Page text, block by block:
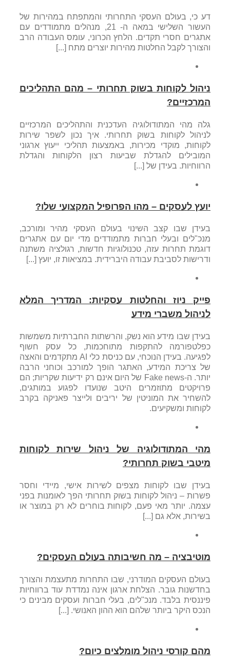
דע כי, בעולם העסקי התחרותי והמתפתח במהירות של
העשור השלישי במאה ה- 21, מנהלים מתמודדים עם
אתגרים חסרי תקדים. הלחץ הכרוני, עומס העבודה הרב
והצורך לקבל החלטות מהירות יוצרים מתח [...]
ניהול לקוחות בשוק תחרותי – מהם התהליכים
המרכזיים?
גלה מהי המתודולוגיה העדכנית והתהליכים המרכזיים
לניהול לקוחות בשוק תחרותי. איך נכון לשפר שירות
לקוחות, מוקדי מכירות, באמצעות תהליכי ייעוץ ארגוני
המובילים להגדלת שביעות רצון הלקוחות והגדלת
הרווחיות. בעידן של [...]
יועץ לעסקים – מהו הפרופיל המקצועי שלו?
בעידן שבו קצב השינוי בעולם העסקי מהיר ומורכב,
מנכ"לים ובעלי חברות מתמודדים מדי יום עם אתגרים
דוגמת תחרות עזה, טכנולוגיות חדשות, רגולציה משתנה
ודרישות לסביבת עבודה היברידית. במציאות זו, יועץ [...]
פייק ניוז והחלטות עסקיות: המדריך המלא
לניהול משברי מידע
בעידן שבו מידע הוא נשק, והרשתות החברתיות משמשות
כפלטפורמה להתקפות מתוחכמות, כל עסק חשוף
לפגיעה. בעידן הנוכחי, עם כניסת כלי AI מתקדמים והאצה
של צריכת המידע, האתגר הופך למורכב וכוחני הרבה
יותר. ה-Fake news של היום אינם רק ידיעות שקריות; הם
פרויקטים מתוזמרים היטב שנועדו לפגוע במותגים,
להשחיר את המוניטין של יריבים ולייצר פאניקה בקרב
לקוחות ומשקיעים.
מהי המתודולוגיה של ניהול שירות לקוחות
מיטבי בשוק תחרותי?
בעידן שבו לקוחות מצפים לשירות אישי, מיידי וחסר
פשרות – ניהול לקוחות בשוק תחרותי הפך לאומנות בפני
עצמה. יותר מאי פעם, לקוחות בוחרים לא רק במוצר או
בשירות, אלא גם [...]
מוטיבציה – מה חשיבותה בעולם העסקים?
בעולם העסקים המודרני, שבו התחרות מתעצמת והצורך
בחדשנות גובר. הצלחת ארגון אינה נמדדת עוד ברווחיות
פיננסית בלבד. מנכ"לים, בעלי חברות ועסקים מבינים כי
הנכס היקר ביותר שלהם הוא ההון האנושי. [...]
מהם קורסי ניהול מומלצים כיום?